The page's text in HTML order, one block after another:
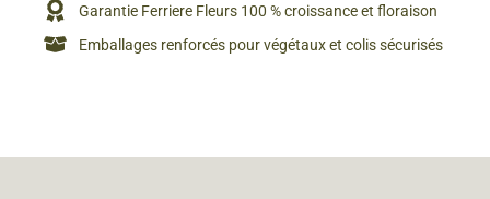
Garantie Ferriere Fleurs 100 % croissance et floraison
Emballages renforcés pour végétaux et colis sécurisés